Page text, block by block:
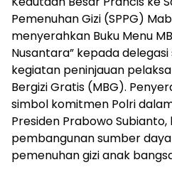
Pemenuhan Gizi (SPPG)
menyerahkan Buku Menu
Nusantara” kepada
kegiatan peninjauan
Bergizi Gratis (MBG).
simbol komitmen Polri
Presiden Prabowo Subianto,
pembangunan sumber
pemenuhan gizi anak